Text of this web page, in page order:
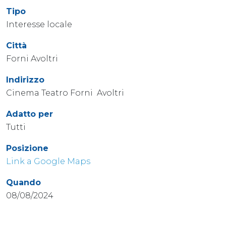
Tipo
Interesse locale
Città
Forni Avoltri
Indirizzo
Cinema Teatro Forni Avoltri
Adatto per
Tutti
Posizione
Link a Google Maps
Quando
08/08/2024